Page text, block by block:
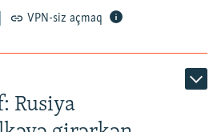
VPN-siz açmaq
Rusiya